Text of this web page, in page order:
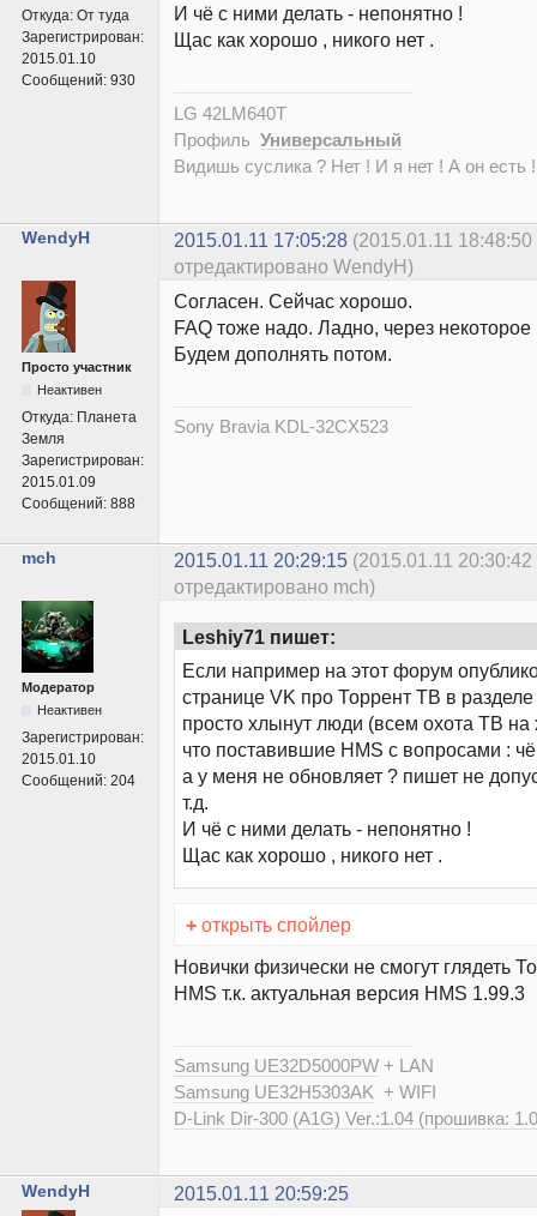
Откуда: От туда
Зарегистрирован:
2015.01.10
Сообщений: 930
И чё с ними делать - непонятно !
Щас как хорошо , никого нет .
LG 42LM640T
Профиль Универсальный
Видишь суслика ? Нет ! И я нет ! А он есть
WendyH 2015.01.11 17:05:28 (2015.01.11 18:48:50
отредактировано WendyH)
Просто участник
Неактивен
Откуда: Планета
Земля
Зарегистрирован:
2015.01.09
Сообщений: 888
Согласен. Сейчас хорошо.
FAQ тоже надо. Ладно, через
Будем дополнять потом.
Sony Bravia KDL-32CX523
mch 2015.01.11 20:29:15 (2015.01.11 20:30:42
отредактировано mch)
Модератор
Неактивен
Зарегистрирован:
2015.01.10
Сообщений: 204
Leshiy71 пишет:
Если например на этот форум
странице VK про Торрент ТВ в
просто хлынут люди (всем охота ТВ на
что поставившие HMS c вопросами : чё
а у меня не обновляет ? пишет не
т.д.
И чё с ними делать - непонятно !
Щас как хорошо , никого нет .
+ открыть спойлер
Новички физически не смогут глядеть
HMS т.к. актуальная версия HMS 1.99.3
Samsung UE32D5000PW + LAN
Samsung UE32H5303AK + WIFI
D-Link Dir-300 (A1G) Ver.:1.04 (прошивка:
WendyH 2015.01.11 20:59:25